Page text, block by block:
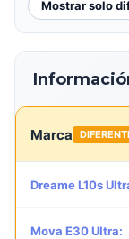
Mostrar solo
Marca
Dreame L10s
Mova E30 Ultra: